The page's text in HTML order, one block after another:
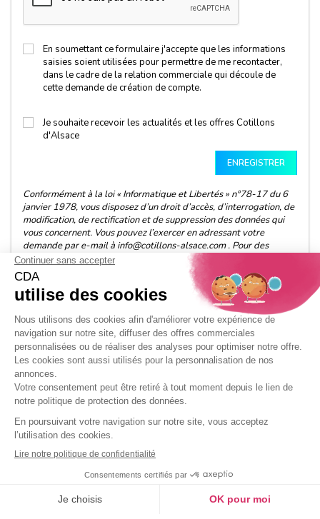
En soumettant ce formulaire j'accepte que les informations
saisies soient utilisées pour permettre de me recontacter,
dans le cadre de la relation commerciale qui découle de
cette demande de création de compte.
Je souhaite recevoir les actualités et les offres Cotillons
d'Alsace
ENREGISTRER
Conformément à la loi « Informatique et Libertés » n°78-17 du 6
janvier 1978, vous disposez d’un droit d’accès, d’interrogation, de
modification, de rectification et de suppression des données qui
vous concernent. Vous pouvez l’exercer en adressant votre
demande par e-mail à info@cotillons-alsace.com . Pour des
informations plus précises sur le traitement de vos données, vous
pouvez consulter la page « politique de confidentialité ».
SITE 
CDA
CONTACT